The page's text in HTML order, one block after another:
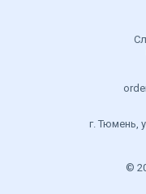
г. Тюмень,
©